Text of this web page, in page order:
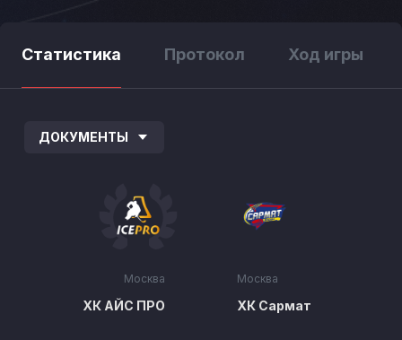
Статистика Протокол Ход игры
ДОКУМЕНТЫ
Москва
ХК АЙС ПРО
Москва
ХК Сармат